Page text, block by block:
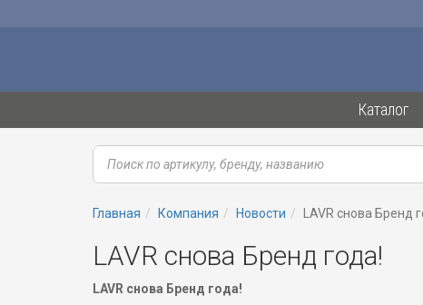
Каталог
Главная Компания Новости LAVR снова Бренд
LAVR снова Бренд года!
LAVR снова Бренд года!